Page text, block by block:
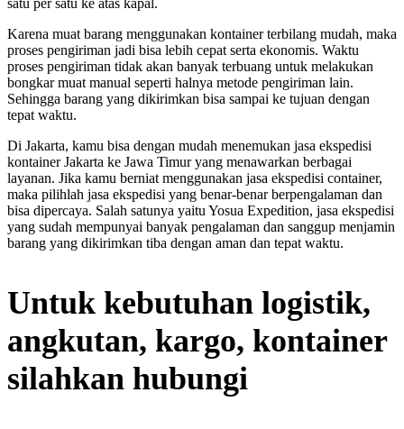
Karena muat barang menggunakan kontainer terbilang mudah, maka
proses pengiriman jadi bisa lebih cepat serta ekonomis. Waktu
proses pengiriman tidak akan banyak terbuang untuk melakukan
bongkar muat manual seperti halnya metode pengiriman lain.
Sehingga barang yang dikirimkan bisa sampai ke tujuan dengan
tepat waktu.
Di Jakarta, kamu bisa dengan mudah menemukan jasa ekspedisi
kontainer Jakarta ke Jawa Timur yang menawarkan berbagai
layanan. Jika kamu berniat menggunakan jasa ekspedisi container,
maka pilihlah jasa ekspedisi yang benar-benar berpengalaman dan
bisa dipercaya. Salah satunya yaitu Yosua Expedition, jasa ekspedisi
yang sudah mempunyai banyak pengalaman dan sanggup menjamin
barang yang dikirimkan tiba dengan aman dan tepat waktu.
Untuk kebutuhan logistik,
angkutan, kargo, kontainer
silahkan hubungi